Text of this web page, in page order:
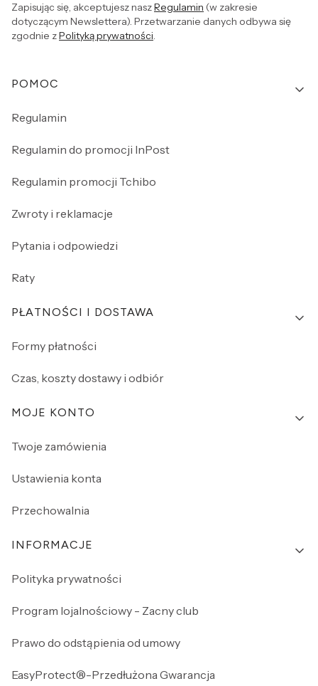
Zapisując się, akceptujesz naszRegulamin (w zakresie
dotyczącym Newslettera). Przetwarzanie danych odbywa się
zgodnie zPolityką prywatności.
Linki w stopce
POMOC
Regulamin
Regulamin do promocji InPost
Regulamin promocji Tchibo
Zwroty i reklamacje
Pytania i odpowiedzi
Raty
PŁATNOŚCI I DOSTAWA
Formy płatności
Czas, koszty dostawy i odbiór
MOJE KONTO
Twoje zamówienia
Ustawienia konta
Przechowalnia
INFORMACJE
Polityka prywatności
Program lojalnościowy - Zacny club
Prawo do odstąpienia od umowy
EasyProtect®-Przedłużona Gwarancja